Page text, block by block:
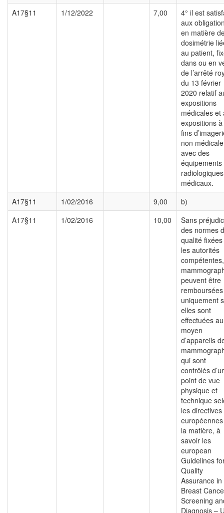
A17§11
1/12/2022 7,00
4° il est
aux
en matière
dosimétrie
au patient,
dans ou en
de l’arrêté
du 13 février
2020 relatif
expositions
médicales et
expositions
fins
non médicale
avec des
équipements
radiologiques
médicaux.
A17§11
1/02/2016 9,00
b)
A17§11
1/02/2016 10,00
Sans
des normes
qualité
les autorités
peuvent être
remboursées
uniquement
elles sont
effectuées au
moyen
d’appareils
qui sont
contrôlés
point de vue
physique et
technique
les directives
la matière, à
savoir les
european
Guidelines
Quality
Assurance in
Breast
Screening
Diagnosis –